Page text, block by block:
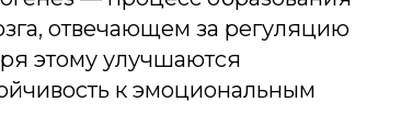
отвечающем за регуляцию
этому улучшаются
к эмоциональным